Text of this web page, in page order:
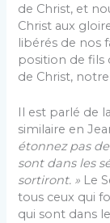
de Christ, et
Christ aux
libérés de nos
position de fils
de Christ,
Il est parlé de
similaire en
étonnez pas
sont dans les
sortiront. » Le
tous ceux qui
qui sont dans